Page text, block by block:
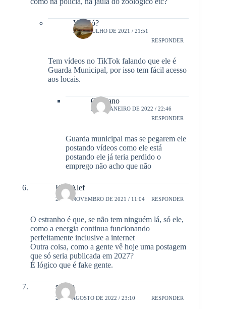
Viu Só?
28 DE JULHO DE 2021 / 21:51
RESPONDER
Tem vídeos no TikTok falando que ele é
Guarda Municipal, por isso tem fácil acesso
aos locais.
Cristiano
20 DE JANEIRO DE 2022 / 22:46
RESPONDER
Guarda municipal mas se pegarem ele
postando vídeos como ele está
postando ele já teria perdido o
emprego não acho que não
Kali Alef
26 DE NOVEMBRO DE 2021 / 11:04 RESPONDER
O estranho é que, se não tem ninguém lá, só ele,
como a energia continua funcionando
perfeitamente inclusive a internet
Outra coisa, como a gente vê hoje uma postagem
que só seria publicada em 2027?
É lógico que é fake gente.
sergio
22 DE AGOSTO DE 2022 / 23:10 RESPONDER